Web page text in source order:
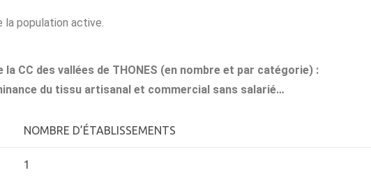
la population active.
CC des vallées de THONES (en nombre et par catégorie) :
du tissu artisanal et commercial sans salarié…
NOMBRE D’ÉTABLISSEMENTS
1